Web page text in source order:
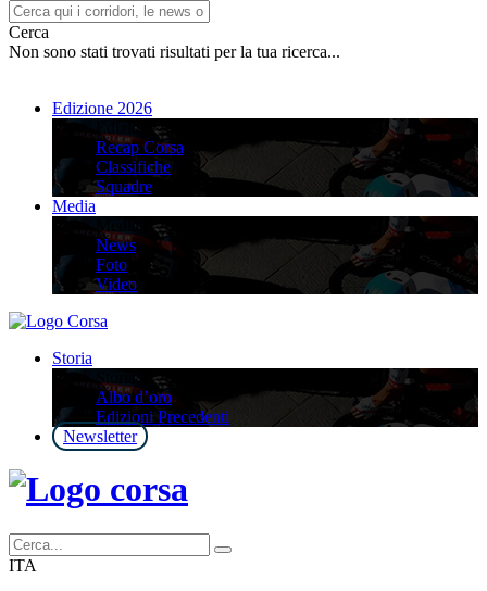
Cerca
Non sono stati trovati risultati per la tua ricerca...
Edizione 2026
Edizione 2026
Recap Corsa
Classifiche
Squadre
Media
Media
News
Foto
Video
Storia
Storia
Albo d’oro
Edizioni Precedenti
Newsletter
ITA